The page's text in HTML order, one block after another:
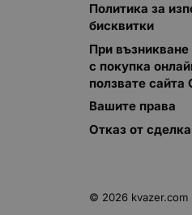
Политика за
бисквитки
При
с покупка
ползвате сайта
Вашите права
Отказ от сделка
© 2026 kvazer.com